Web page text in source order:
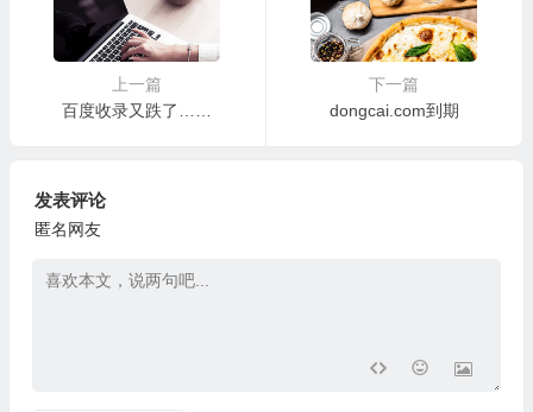
上一篇
百度收录又跌了……
下一篇
dongcai.com到期
发表评论
匿名网友